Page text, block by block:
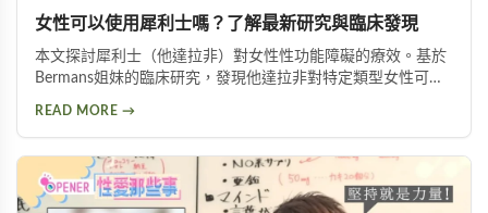
女性可以使用犀利士嗎？了解最新研究與臨床發現
本文探討犀利士（他達拉非）對女性性功能障礙的療效。基於
Bermans姐妹的臨床研究，發現他達拉非對特定類型女性可改
READ MORE →